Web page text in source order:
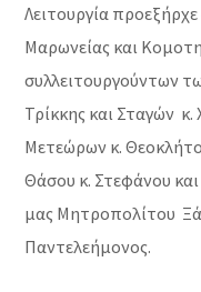
Λειτουργία
Μαρωνείας και
συλλειτουργούντων
Τρίκκης και Σταγών
Μετεώρων κ.
Θάσου κ. Στεφάνου
μας Μητροπολίτου
Παντελεήμονος.